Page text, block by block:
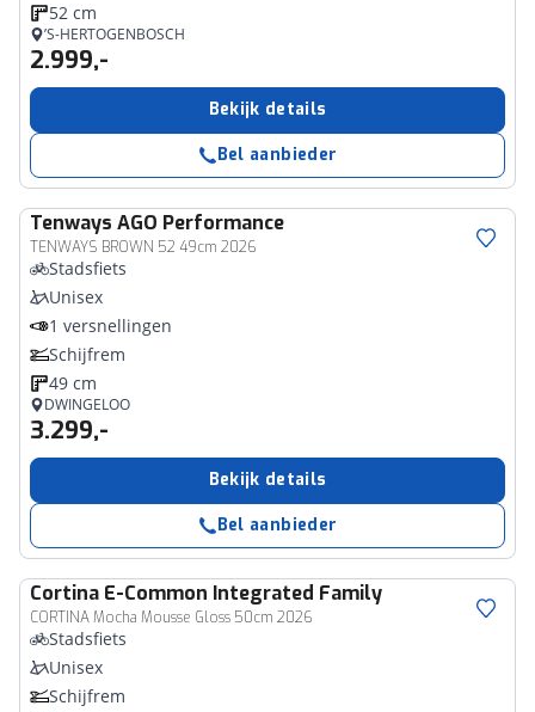
52 cm
’S-HERTOGENBOSCH
2.999,-
Bekijk details
Bel aanbieder
Tenways AGO Performance
TENWAYS BROWN 52 49cm 2026
Stadsfiets
Unisex
1 versnellingen
Schijfrem
49 cm
DWINGELOO
3.299,-
Bekijk details
Bel aanbieder
Cortina E-Common Integrated Family
CORTINA Mocha Mousse Gloss 50cm 2026
Stadsfiets
Unisex
Schijfrem